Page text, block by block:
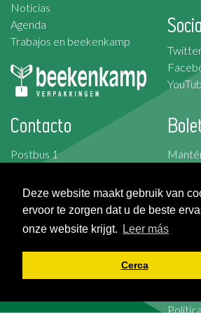
Deze website maakt gebruik van
ervoor te zorgen dat u de beste
onze website krijgt.
Leer más
Cerca
Noticias
Agenda
Trabajos en beekenkamp
Contacto
Postbus 1
Korte Kruisweg 157
2676 BS Maasdijk
T: +31 (0)174-526 100
F: +31 (0)174-510 009